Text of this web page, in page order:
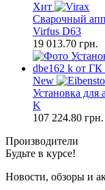
Хит
Сварочный
Virfus D63
19 013.70 грн.
New
Установка для
K
107 224.80 грн.
Производители
Будьте в курсе!
Новости, обзоры и